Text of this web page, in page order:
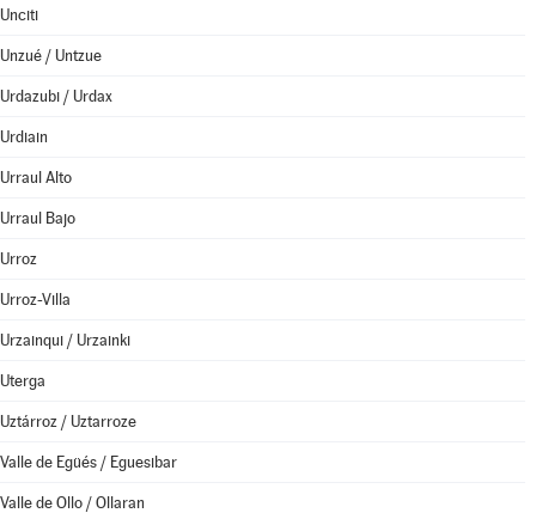
Unciti
Unzué / Untzue
Urdazubi / Urdax
Urdiain
Urraul Alto
Urraul Bajo
Urroz
Urroz-Villa
Urzainqui / Urzainki
Uterga
Uztárroz / Uztarroze
Valle de Egüés / Eguesibar
Valle de Ollo / Ollaran